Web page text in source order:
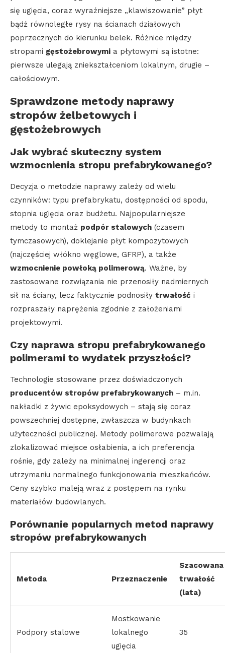
się ugięcia, coraz wyraźniejsze „klawiszowanie” płyt
bądź równoległe rysy na ścianach działowych
poprzecznych do kierunku belek. Różnice między
stropami gęstożebrowymi a płytowymi są istotne:
pierwsze ulegają zniekształceniom lokalnym, drugie –
całościowym.
Sprawdzone metody naprawy
stropów żelbetowych i
gęstożebrowych
Jak wybrać skuteczny system
wzmocnienia stropu prefabrykowanego?
Decyzja o metodzie naprawy zależy od wielu
czynników: typu prefabrykatu, dostępności od spodu,
stopnia ugięcia oraz budżetu. Najpopularniejsze
metody to montaż podpór stalowych (czasem
tymczasowych), doklejanie płyt kompozytowych
(najczęściej włókno węglowe, GFRP), a także
wzmocnienie powłoką polimerową. Ważne, by
zastosowane rozwiązania nie przenosiły nadmiernych
sił na ściany, lecz faktycznie podnosiły trwałość i
rozpraszały naprężenia zgodnie z założeniami
projektowymi.
Czy naprawa stropu prefabrykowanego
polimerami to wydatek przyszłości?
Technologie stosowane przez doświadczonych
producentów stropów prefabrykowanych – m.in.
nakładki z żywic epoksydowych – stają się coraz
powszechniej dostępne, zwłaszcza w budynkach
użyteczności publicznej. Metody polimerowe pozwalają
zlokalizować miejsce osłabienia, a ich preferencja
rośnie, gdy zależy na minimalnej ingerencji oraz
utrzymaniu normalnego funkcjonowania mieszkańców.
Ceny szybko maleją wraz z postępem na rynku
materiałów budowlanych.
Porównanie popularnych metod naprawy
stropów prefabrykowanych
Metoda Przeznaczenie
Szacowana
trwałość
(lata)
Podpory stalowe
Mostkowanie
lokalnego
ugięcia
35